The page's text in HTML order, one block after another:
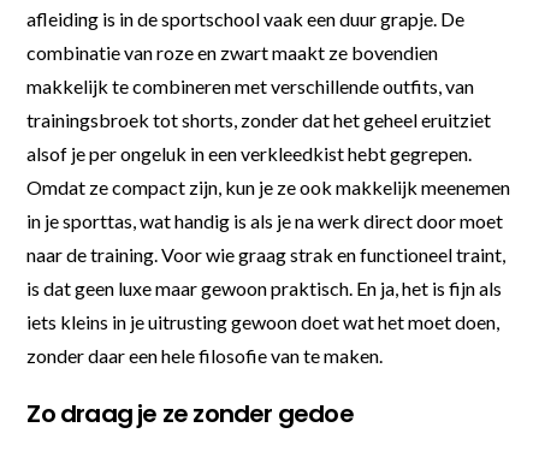
afleiding is in de sportschool vaak een duur grapje. De
combinatie van roze en zwart maakt ze bovendien
makkelijk te combineren met verschillende outfits, van
trainingsbroek tot shorts, zonder dat het geheel eruitziet
alsof je per ongeluk in een verkleedkist hebt gegrepen.
Omdat ze compact zijn, kun je ze ook makkelijk meenemen
in je sporttas, wat handig is als je na werk direct door moet
naar de training. Voor wie graag strak en functioneel traint,
is dat geen luxe maar gewoon praktisch. En ja, het is fijn als
iets kleins in je uitrusting gewoon doet wat het moet doen,
zonder daar een hele filosofie van te maken.
Zo draag je ze zonder gedoe